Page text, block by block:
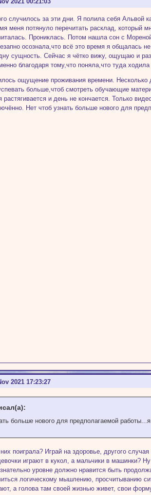
случилось за эти дни. Я полила себя Альвой
меня потянуло перечитать расклад, который
Прониклась. Потом нашла сон с
осознала,что всё это время я общалась
сущность. Сейчас я чётко вижу, ощущаю и
благодаря тому,что поняла,что туда
ощущение проживания времени.
больше,чтоб смотреть обучающие
и день не кончается. Только
Нет чтоб узнать больше нового для
2021 17:23:27
больше нового для предполагаемой
поиграла? Играй на здоровье, другого
играют в кукол, а мальчики в машинки?
уровне должно нравится быть
логическому мышлению, просчитыванию
а голова там своей жизнью живет, свои